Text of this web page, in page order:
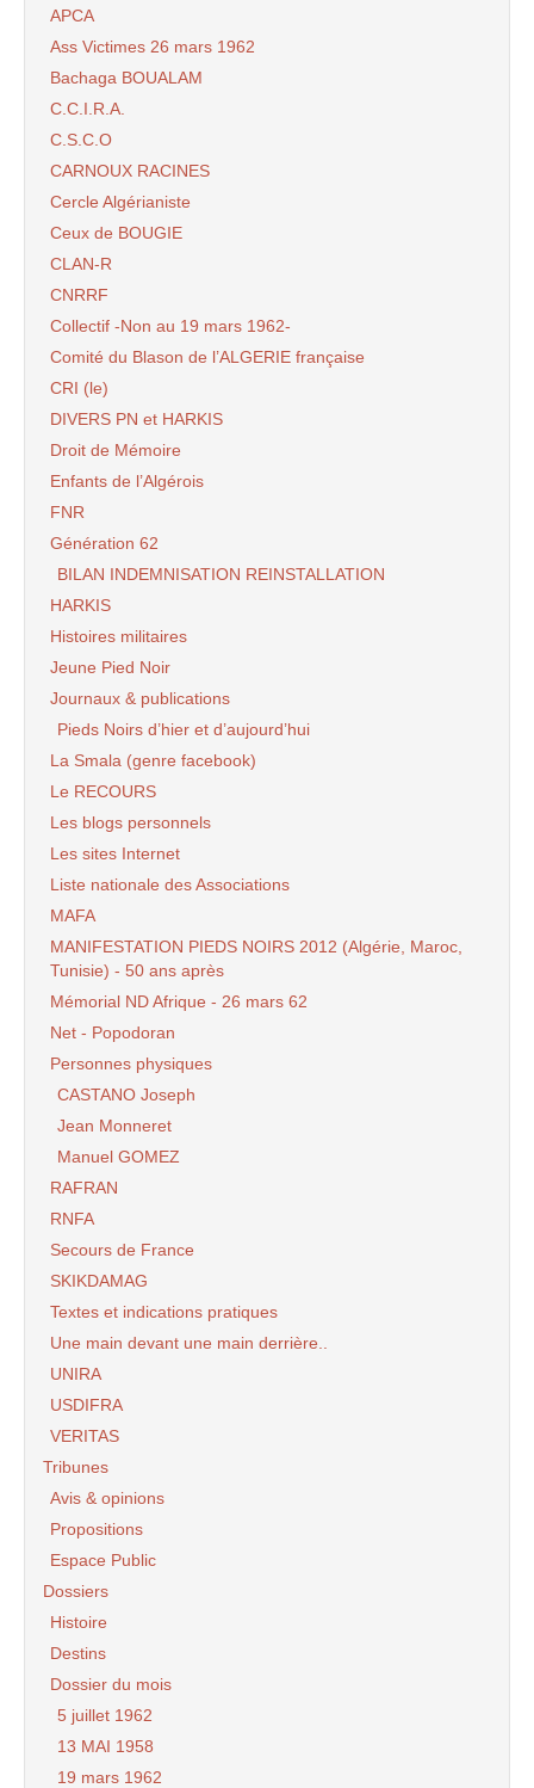
APCA
Ass Victimes 26 mars 1962
Bachaga BOUALAM
C.C.I.R.A.
C.S.C.O
CARNOUX RACINES
Cercle Algérianiste
Ceux de BOUGIE
CLAN-R
CNRRF
Collectif -Non au 19 mars 1962-
Comité du Blason de l’ALGERIE française
CRI (le)
DIVERS PN et HARKIS
Droit de Mémoire
Enfants de l’Algérois
FNR
Génération 62
BILAN INDEMNISATION REINSTALLATION
HARKIS
Histoires militaires
Jeune Pied Noir
Journaux & publications
Pieds Noirs d’hier et d’aujourd’hui
La Smala (genre facebook)
Le RECOURS
Les blogs personnels
Les sites Internet
Liste nationale des Associations
MAFA
MANIFESTATION PIEDS NOIRS 2012 (Algérie, Maroc,
Tunisie) - 50 ans après
Mémorial ND Afrique - 26 mars 62
Net - Popodoran
Personnes physiques
CASTANO Joseph
Jean Monneret
Manuel GOMEZ
RAFRAN
RNFA
Secours de France
SKIKDAMAG
Textes et indications pratiques
Une main devant une main derrière..
UNIRA
USDIFRA
VERITAS
Tribunes
Avis & opinions
Propositions
Espace Public
Dossiers
Histoire
Destins
Dossier du mois
5 juillet 1962
13 MAI 1958
19 mars 1962